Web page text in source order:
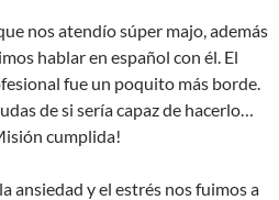
nos atendío súper majo, además
hablar en español con él. El
fue un poquito más borde.
de si sería capaz de hacerlo…
cumplida!
ansiedad y el estrés nos fuimos a